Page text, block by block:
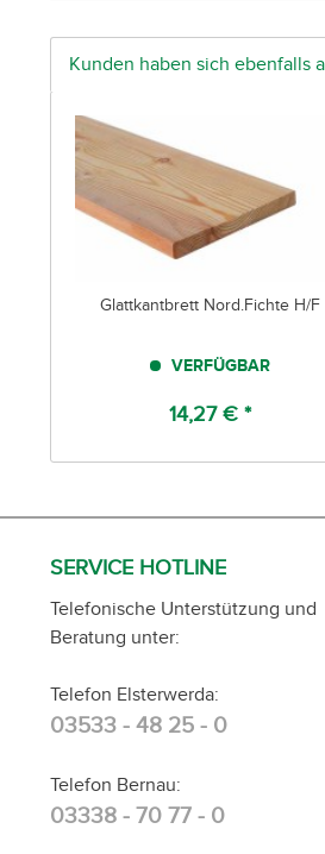
Kunden haben sich ebenfalls
Glattkantbrett Nord.Fichte H/F
VERFÜGBAR
14,27 € *
SERVICE HOTLINE
Telefonische Unterstützung und
Beratung unter:
Telefon Elsterwerda:
03533 - 48 25 - 0
Telefon Bernau:
03338 - 70 77 - 0